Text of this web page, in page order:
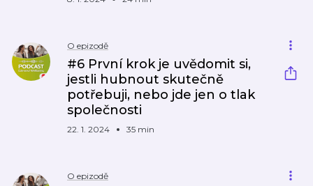
O epizodě
#6 První krok je uvědomit si,
jestli hubnout skutečně
potřebuji, nebo jde jen o tlak
společnosti
22. 1. 2024 35 min
O epizodě